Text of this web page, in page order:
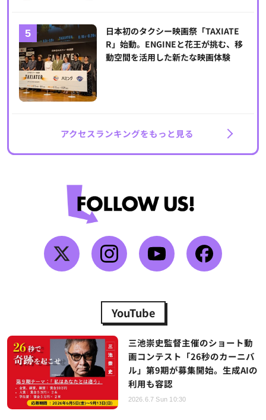
日本初のタクシー映画祭「TAXIATE
R」始動。ENGINEと花王が挑む、移
動空間を活用した新たな映画体験
アクセスランキングをもっと見る
YouTube
三池崇史監督主催のショート動
画コンテスト「26秒のカーニバ
ル」第9期が募集開始。生成AIの
利用も容認
2026.6.7 Sun 10:30